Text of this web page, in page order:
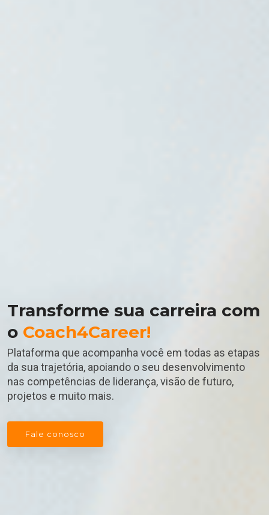
Transforme sua carreira com
o Coach4Career!
Plataforma que acompanha você em todas as etapas
da sua trajetória, apoiando o seu desenvolvimento
nas competências de liderança, visão de futuro,
projetos e muito mais.
Fale conosco